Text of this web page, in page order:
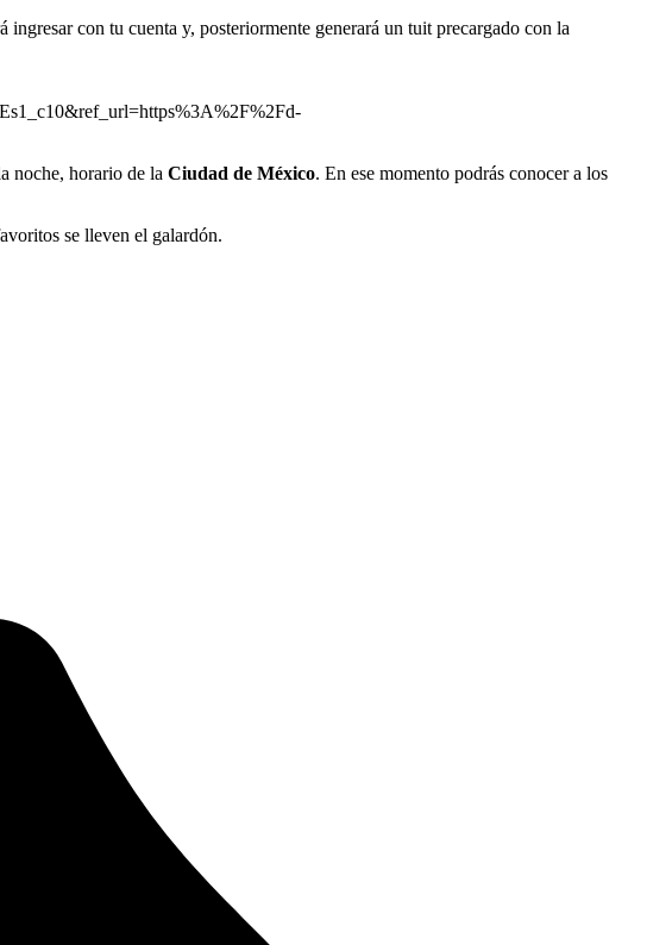
ingresar con tu cuenta y, posteriormente generará un tuit precargado con la
noche, horario de la Ciudad de México. En ese momento podrás conocer a los
se lleven el galardón.